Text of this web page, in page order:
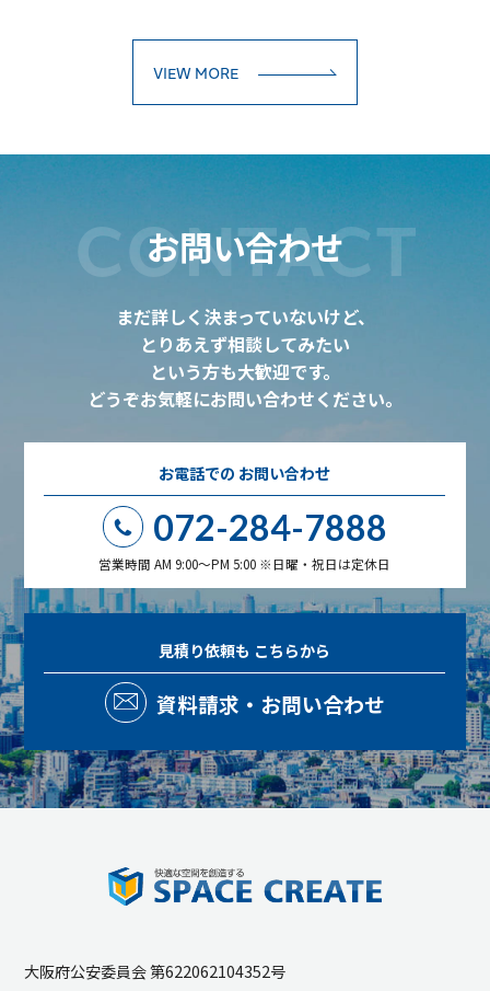
VIEW MORE
お問い合わせ
CONTACT
まだ詳しく決まっていないけど、
とりあえず相談してみたい
という方も大歓迎です。
どうぞお気軽にお問い合わせください。
お電話での お問い合わせ
072-284-7888
営業時間 AM 9:00～PM 5:00 ※日曜・祝日は定休日
見積り依頼も こちらから
資料請求・お問い合わせ
大阪府公安委員会 第622062104352号